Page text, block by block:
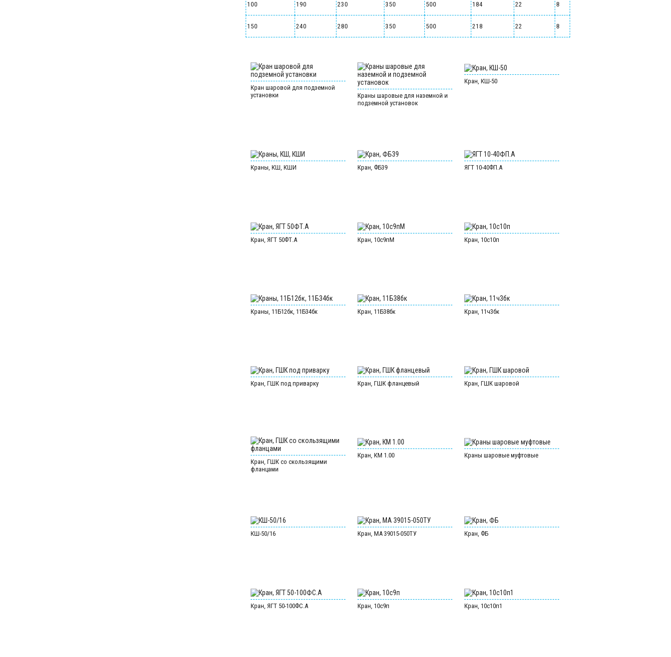
100 190 230 350 500 184 22 8
150 240 280 350 500 218 22 8
Кран шаровой для подземной
установки
Краны шаровые для наземной и
подземной установок
Кран, КШ-50
Краны, КШ, КШИ Кран, ФБ39 ЯГТ 10-40ФП.А
Кран, ЯГТ 50ФТ.А Кран, 10с9пМ Кран, 10с10п
Краны, 11Б12бк, 11Б34бк Кран, 11Б38бк Кран, 11ч3бк
Кран, ГШК под приварку Кран, ГШК фланцевый Кран, ГШК шаровой
Кран, ГШК со скользящими
фланцами
Кран, КМ 1.00 Краны шаровые муфтовые
КШ-50/16 Кран, МА 39015-050ТУ Кран, ФБ
Кран, ЯГТ 50-100ФС.А Кран, 10с9п Кран, 10с10п1